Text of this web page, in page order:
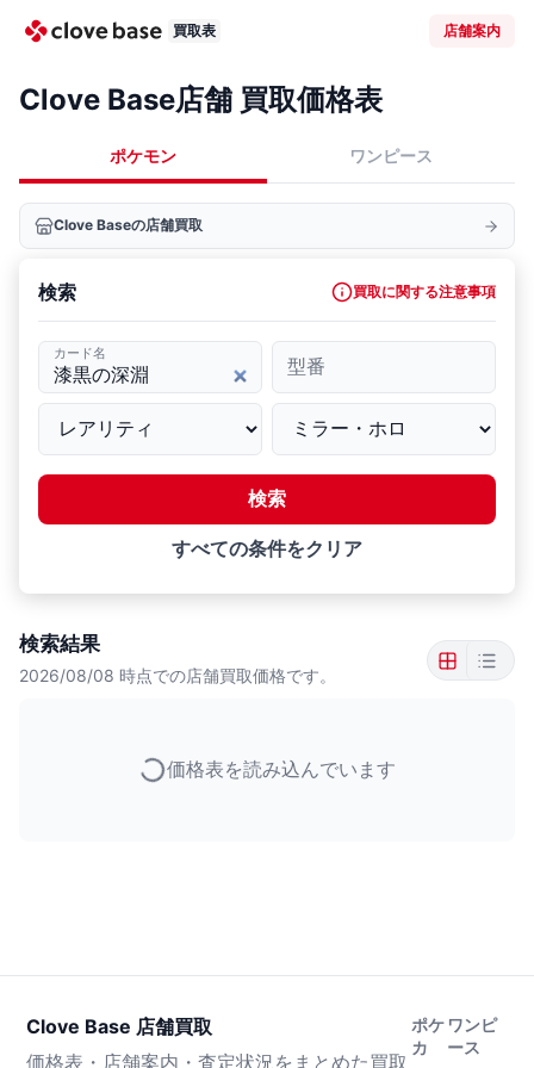
買取表 店舗案内
Clove Base店舗 買取価格表
ポケモン ワンピース
Clove Baseの店舗買取
検索 買取に関する注意事項
カード名
型番
検索
すべての条件をクリア
検索結果
2026/08/08 時点での店舗買取価格です。
価格表を読み込んでいます
Clove Base 店舗買取
価格表・店舗案内・査定状況をまとめた買取
ポケ
カ
ワンピ
ース